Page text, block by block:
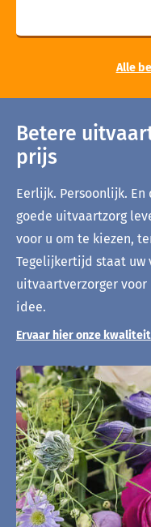
Alle
Betere
prijs
Eerlijk. Persoonlijk.
goede uitvaartzorg
voor u om te kiezen,
Tegelijkertijd staat uw
uitvaartverzorger
idee.
Ervaar hier onze